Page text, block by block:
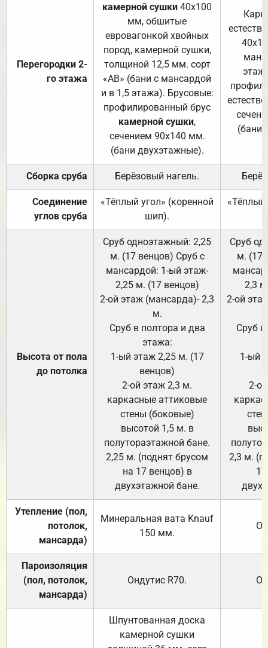
Перегородки 2-
го этажа
камерной сушки 40х100
мм, обшитые
евровагонкой хвойных
пород, камерной сушки,
толщиной 12,5 мм. сорт
«АВ» (бани с мансардой
и в 1,5 этажа). Брусовые:
профилированный брус
камерной сушки,
сечением 90х140 мм.
(бани двухэтажные).
(бани
Сборка сруба Берёзовый нагель.
Соединение
углов сруба
«Тёплый угол» (коренной
шип).
«Тёплый
Высота от пола
до потолка
Сруб одноэтажный: 2,25
м. (17 венцов) Сруб с
мансардой: 1-ый этаж-
2,25 м. (17 венцов)
2-ой этаж (мансарда)- 2,3
м.
Сруб в полтора и два
этажа:
1-ый этаж 2,25 м. (17
венцов)
2-ой этаж 2,3 м.
каркасные аттиковые
стены (боковые)
высотой 1,5 м. в
полутораэтажной бане.
2,25 м. (поднят брусом
на 17 венцов) в
двухэтажной бане.
Сруб
м. (17
2,3
2-ой
Сруб
1-ый
2-
2,3 м.
Утепление (пол,
потолок,
мансарда)
Минеральная вата Knauf
150 мм.
Пароизоляция
(пол, потолок,
мансарда)
Ондутис R70.
Шпунтованная доска
камерной сушки